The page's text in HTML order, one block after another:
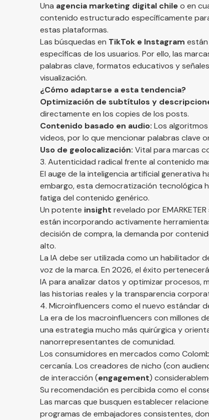
Una agencia marketing digital chileo en
contenido estructurado específicamente
estas plataformas.
Las búsquedas en TikTok e Instagram
específicas de los usuarios. Por ello, las
palabras clave, formatos educativos y
visualización.
¿Cómo adaptarse a esta tendencia?
Optimización de subtítulos y
directamente en los copies de los posts.
Contenido basado en audio: Los
videos, por lo que mencionar palabras clave
Uso de geolocalización: Vital para marcas
3. Autenticidad radical frente al contenido
El auge de la inteligencia artificial generativa
embargo, esta democratización tecnológica
fatiga del contenido genérico.
Un potente insight revelado porEMARKETER
están incorporando activamente
decisión de compra, la demanda por
alto.
La IA debe ser utilizada como un habilitador
voz de la marca. En 2026, el éxito
IA para analizar datos y optimizar procesos,
las historias reales y la transparencia
4. Microinfluencers como el nuevo estándar
La era de los macroinfluencers con millones
una estrategia mucho más quirúrgica y
nanorrepresentantes de comunidad.
Los consumidores en mercados como
cercanía. Los creadores de nicho (con
de interacción (engagement)
Su recomendación es percibida como el
Las marcas que busquen establecer
programas de embajadores consistentes,